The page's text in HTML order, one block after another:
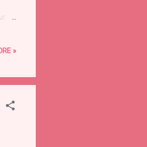
sa
»